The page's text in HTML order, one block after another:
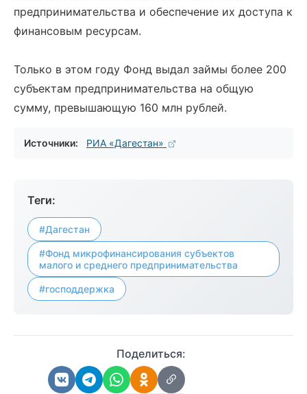
предпринимательства и обеспечение их доступа к
финансовым ресурсам.
Только в этом году Фонд выдал займы более 200
субъектам предпринимательства на общую
сумму, превышающую 160 млн рублей.
Источники: РИА «Дагестан»
Теги:
#Дагестан
#Фонд микрофинансирования субъектов
малого и среднего предпринимательства
#господдержка
Поделиться: